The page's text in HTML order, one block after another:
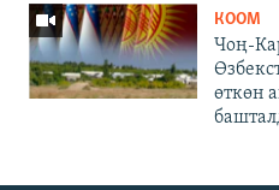
КООМ
Чоң-
өткөн